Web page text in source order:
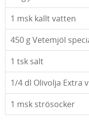
1 msk kallt vatten
450 g Vetemjöl
1 tsk salt
1/4 dl Olivolja Extra
1 msk strösocker